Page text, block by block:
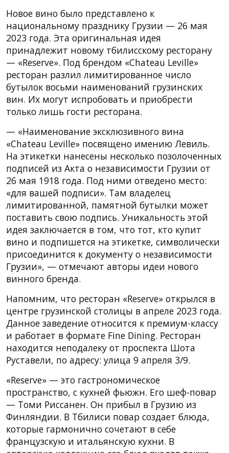
Новое вино было представлено к
национальному празднику Грузии — 26 мая
2023 года. Эта оригинальная идея
принадлежит новому тбилисскому ресторану
— «Reserve». Под брендом «Chateau Leville»
ресторан разлил лимитированное число
бутылок восьми наименований грузинских
вин. Их могут испробовать и приобрести
только лишь гости ресторана.
— «Наименование эксклюзивного вина
«Chateau Leville» посвящено имению Левиль.
На этикетки нанесены несколько позолоченных
подписей из Акта о независимости Грузии от
26 мая 1918 года. Под ними отведено место:
«для вашей подписи». Там владелец
лимитированной, памятной бутылки может
поставить свою подпись. Уникальность этой
идея заключается в том, что тот, кто купит
вино и подпишется на этикетке, символически
присоединится к документу о независимости
Грузии», — отмечают авторы идеи нового
винного бренда.
Напомним, что ресторан «Reserve» открылся в
центре грузинской столицы в апреле 2023 года.
Данное заведение относится к премиум-классу
и работает в формате Fine Dining. Ресторан
находится неподалеку от проспекта Шота
Руставели, по адресу: улица 9 апреля 3/9.
«Reserve» — это гастрономическое
пространство, с кухней фьюжн. Его шеф-повар
— Томи Риссанен. Он прибыл в Грузию из
Финляндии. В Тбилиси повар создает блюда,
которые гармонично сочетают в себе
французскую и итальянскую кухни. В